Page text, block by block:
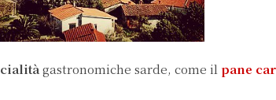
gastronomiche sarde, come il pane